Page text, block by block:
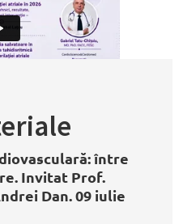
între
Invitat Prof.
Dan. 09 iulie